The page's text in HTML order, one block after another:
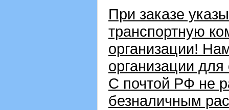
При заказе
транспортную
организации!
организации
С почтой РФ не
безналичным